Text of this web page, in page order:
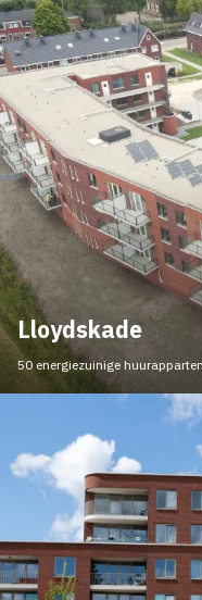
Lloydskade
50 energiezuinige